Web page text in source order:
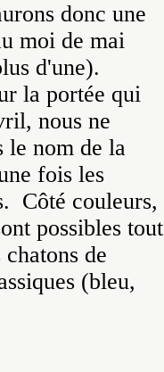
donc une
moi de mai
d'une).
la portée qui
nous ne
le nom de la
fois les
Côté couleurs,
possibles tout
de
(bleu,